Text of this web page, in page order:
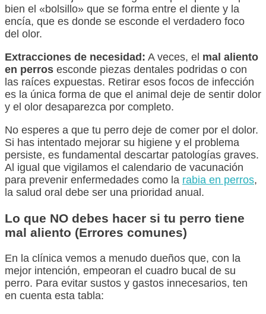
bien el «bolsillo» que se forma entre el diente y la
encía, que es donde se esconde el verdadero foco
del olor.
Extracciones de necesidad: A veces, el mal aliento
en perros esconde piezas dentales podridas o con
las raíces expuestas. Retirar esos focos de infección
es la única forma de que el animal deje de sentir dolor
y el olor desaparezca por completo.
No esperes a que tu perro deje de comer por el dolor.
Si has intentado mejorar su higiene y el problema
persiste, es fundamental descartar patologías graves.
Al igual que vigilamos el calendario de vacunación
para prevenir enfermedades como la rabia en perros,
la salud oral debe ser una prioridad anual.
Lo que NO debes hacer si tu perro tiene
mal aliento (Errores comunes)
En la clínica vemos a menudo dueños que, con la
mejor intención, empeoran el cuadro bucal de su
perro. Para evitar sustos y gastos innecesarios, ten
en cuenta esta tabla: